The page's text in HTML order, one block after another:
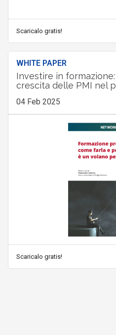
Scaricalo gratis!
WHITE PAPER
Investire in
crescita delle PMI nel
04 Feb 2025
Scaricalo gratis!